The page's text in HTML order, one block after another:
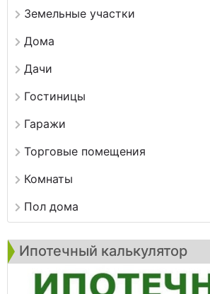
Земельные участки
Дома
Дачи
Гостиницы
Гаражи
Торговые помещения
Комнаты
Пол дома
Ипотечный калькулятор